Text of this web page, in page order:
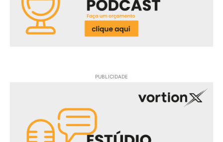
PUBLICIDADE